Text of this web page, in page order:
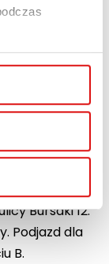
ul.
Bursaki 12.
Podjazd dla
B.